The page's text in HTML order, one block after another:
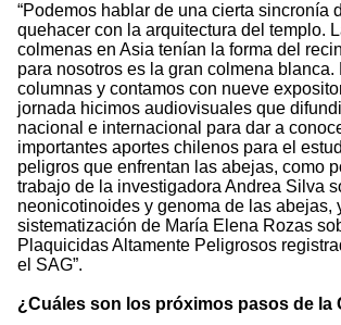
“Podemos hablar de una cierta sincronía
quehacer con la arquitectura del templo.
colmenas en Asia tenían la forma del
para nosotros es la gran colmena blanca.
columnas y contamos con nueve
jornada hicimos audiovisuales que
nacional e internacional para dar a
importantes aportes chilenos para el
peligros que enfrentan las abejas, como
trabajo de la investigadora Andrea Silva
neonicotinoides y genoma de las abejas,
sistematización de María Elena Rozas
Plaquicidas Altamente Peligrosos
el SAG”.
¿Cuáles son los próximos pasos de la